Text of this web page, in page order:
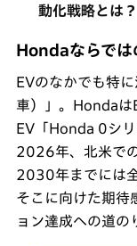
動化戦略とは？
Hondaならでは
EVのなかでも特
車）」。Hondaは
EV「Honda 0シリ
2026年、北米で
2030年までには
そこに向けた期待
ョン達成への道の